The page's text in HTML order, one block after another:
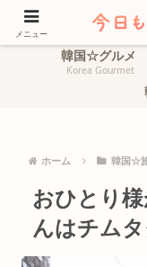
ホーム
HOME
韓国☆グルメ
Korea Gourmet
ホーム 韓国☆
おひとり
んはチム
メニュー